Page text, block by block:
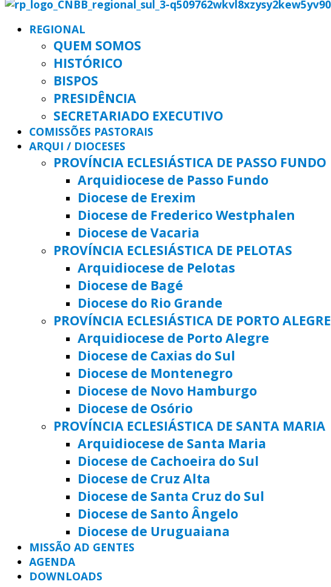
REGIONAL
QUEM SOMOS
HISTÓRICO
BISPOS
PRESIDÊNCIA
SECRETARIADO EXECUTIVO
COMISSÕES PASTORAIS
ARQUI / DIOCESES
PROVÍNCIA ECLESIÁSTICA DE PASSO FUNDO
Arquidiocese de Passo Fundo
Diocese de Erexim
Diocese de Frederico Westphalen
Diocese de Vacaria
PROVÍNCIA ECLESIÁSTICA DE PELOTAS
Arquidiocese de Pelotas
Diocese de Bagé
Diocese do Rio Grande
PROVÍNCIA ECLESIÁSTICA DE PORTO ALEGRE
Arquidiocese de Porto Alegre
Diocese de Caxias do Sul
Diocese de Montenegro
Diocese de Novo Hamburgo
Diocese de Osório
PROVÍNCIA ECLESIÁSTICA DE SANTA MARIA
Arquidiocese de Santa Maria
Diocese de Cachoeira do Sul
Diocese de Cruz Alta
Diocese de Santa Cruz do Sul
Diocese de Santo Ângelo
Diocese de Uruguaiana
MISSÃO AD GENTES
AGENDA
DOWNLOADS